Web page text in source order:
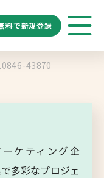
料で新規登録
ックマーク
職種
43870
ケティング企
多彩なプロジェ